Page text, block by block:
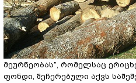
მეურნეობას”, რომელსაც
ფონდი, შეჩერებული აქვს